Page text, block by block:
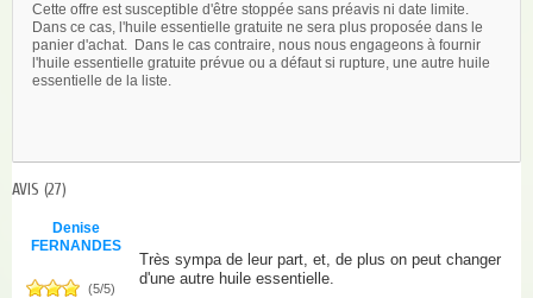
Cette offre est susceptible d'être stoppée sans préavis ni date limite.
Dans ce cas, l'huile essentielle gratuite ne sera plus proposée dans le
panier d'achat. Dans le cas contraire, nous nous engageons à fournir
l'huile essentielle gratuite prévue ou a défaut si rupture, une autre huile
essentielle de la liste.
AVIS (27)
Denise
FERNANDES
(5/5)
Très sympa de leur part, et, de plus on peut changer
d'une autre huile essentielle.